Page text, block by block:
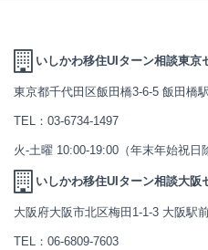
いしかわ移住UIターン相談東京
東京都千代田区飯田橋3-6-5 飯田橋
TEL： 03-6734-1497
火-土曜 10:00-19:00（年末年始祝日
いしかわ移住UIターン相談大阪
大阪府大阪市北区梅田1-1-3 大阪
TEL： 06-6809-7603